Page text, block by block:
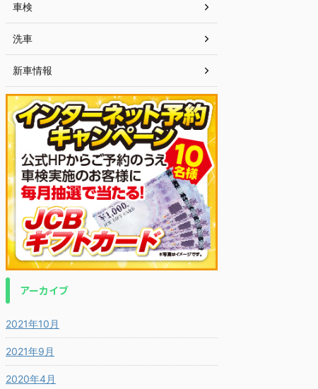
車検
洗車
新車情報
アーカイブ
2021年10月
2021年9月
2020年4月